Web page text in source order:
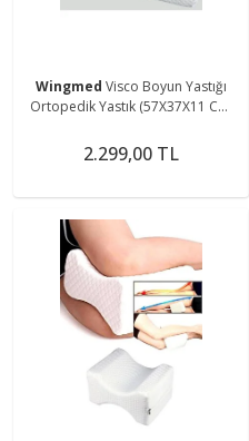
Wingmed Visco Boyun Yastığı
Ortopedik Yastık (57X37X11 CM)
2.299,00 TL